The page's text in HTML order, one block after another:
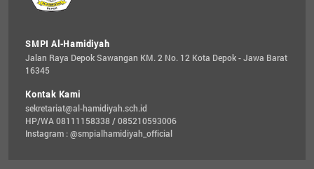
SMPI Al-Hamidiyah
Jalan Raya Depok Sawangan KM. 2 No. 12 Kota Depok - Jawa Barat
16345
Kontak Kami
sekretariat@al-hamidiyah.sch.id
HP/WA 08111158338 / 085210593006
Instagram : @smpialhamidiyah_official